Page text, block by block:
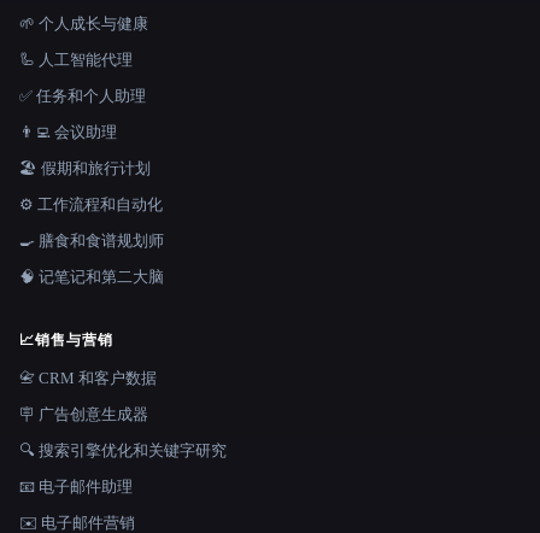
🌱 个人成长与健康
🦾 人工智能代理
✅ 任务和个人助理
👨‍💻 会议助理
🏖 假期和旅行计划
⚙️ 工作流程和自动化
🍳 膳食和食谱规划师
🧠 记笔记和第二大脑
📈销售与营销
📇 CRM 和客户数据
🪧 广告创意生成器
🔍 搜索引擎优化和关键字研究
📧 电子邮件助理
✉️ 电子邮件营销